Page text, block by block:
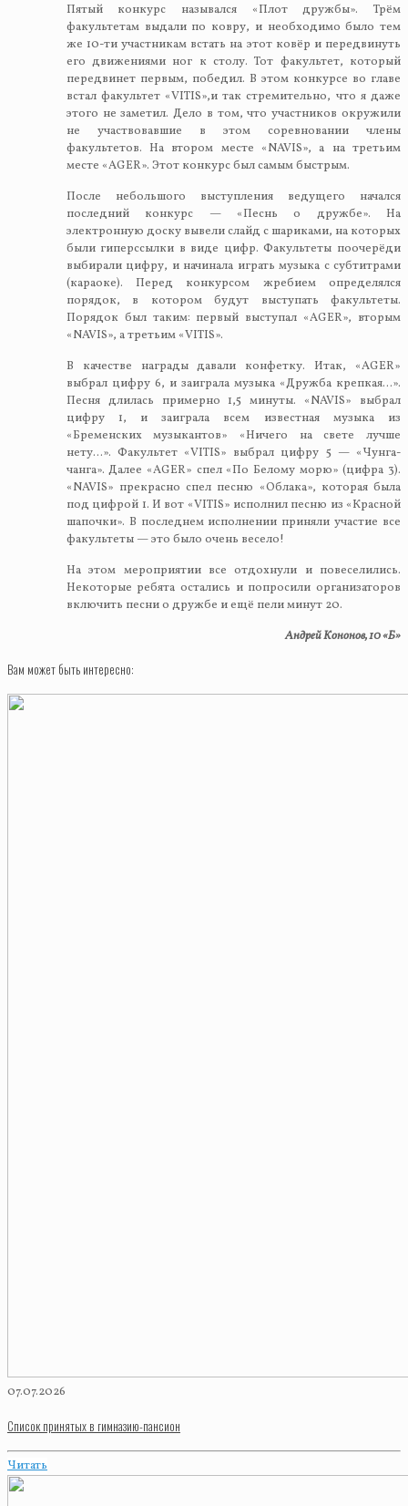
Пятый конкурс назывался «Плот дружбы». Трём
факультетам выдали по ковру, и необходимо было тем
же 10-ти участникам встать на этот ковёр и передвинуть
его движениями ног к столу. Тот факультет, который
передвинет первым, победил. В этом конкурсе во главе
встал факультет «VITIS»,и так стремительно, что я даже
этого не заметил. Дело в том, что участников окружили
не участвовавшие в этом соревновании члены
факультетов. На втором месте «NAVIS», а на третьим
месте «AGER». Этот конкурс был самым быстрым.
После небольшого выступления ведущего начался
последний конкурс — «Песнь о дружбе». На
электронную доску вывели слайд с шариками, на которых
были гиперссылки в виде цифр. Факультеты поочерёди
выбирали цифру, и начинала играть музыка с субтитрами
(караоке). Перед конкурсом жребием определялся
порядок, в котором будут выступать факультеты.
Порядок был таким: первый выступал «AGER», вторым
«NAVIS», а третьим «VITIS».
В качестве награды давали конфетку. Итак, «AGER»
выбрал цифру 6, и заиграла музыка «Дружба крепкая…».
Песня длилась примерно 1,5 минуты. «NAVIS» выбрал
цифру 1, и заиграла всем известная музыка из
«Бременских музыкантов» «Ничего на свете лучше
нету…». Факультет «VITIS» выбрал цифру 5 — «Чунга-
чанга». Далее «AGER» спел «По Белому морю» (цифра 3).
«NAVIS» прекрасно спел песню «Облака», которая была
под цифрой 1. И вот «VITIS» исполнил песню из «Красной
шапочки». В последнем исполнении приняли участие все
факультеты — это было очень весело!
На этом мероприятии все отдохнули и повеселились.
Некоторые ребята остались и попросили организаторов
включить песни о дружбе и ещё пели минут 20.
Андрей Кононов, 10 «Б»
Вам может быть интересно:
07.07.2026
Список принятых в гимназию-пансион
Читать